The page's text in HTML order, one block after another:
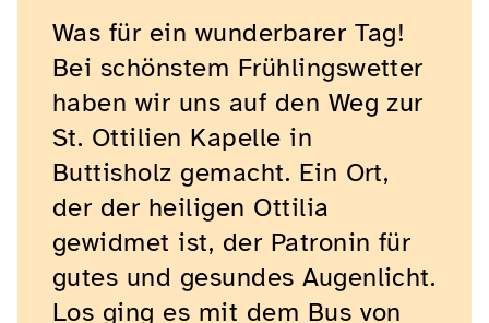
Was für ein wunderbarer Tag!
Bei schönstem Frühlingswetter
haben wir uns auf den Weg zur
St. Ottilien Kapelle in
Buttisholz gemacht. Ein Ort,
der der heiligen Ottilia
gewidmet ist, der Patronin für
gutes und gesundes Augenlicht.
Los ging es mit dem Bus von